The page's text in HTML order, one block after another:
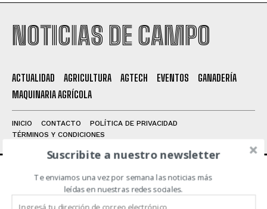
Leí y acepto laPolítica de Privacidad.
NOTICIAS DE CAMPO
ACTUALIDAD AGRICULTURA AGTECH EVENTOS
GANADERÍA
MAQUINARIA AGRÍCOLA
INICIO CONTACTO
POLÍTICA DE PRIVACIDAD
TÉRMINOS Y CONDICIONES
ACERCA DE NOSOTROS
Suscribite a nuestro newsletter
Te enviamos una vez por semana las noticias más
leídas en nuestras redes sociales.